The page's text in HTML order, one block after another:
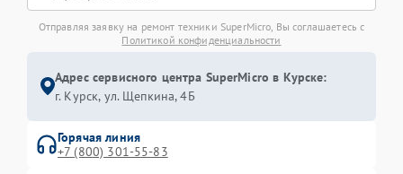
Отправляя заявку на ремонт техники SuperMicro, Вы соглашаетесь с
Политикой конфиденциальности
Адрес сервисного центра SuperMicro в Курске:
г. Курск, ул. Щепкина, 4Б
Горячая линия
+7 (800) 301-55-83